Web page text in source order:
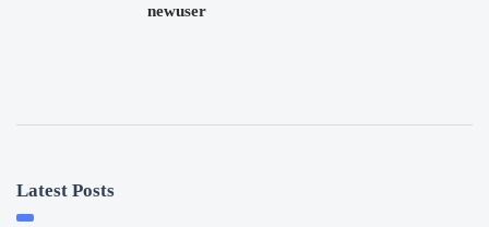
newuser
Latest Posts